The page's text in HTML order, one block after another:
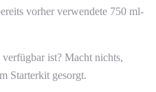
vorher verwendete 750 ml-
ist? Macht nichts,
Starterkit gesorgt.